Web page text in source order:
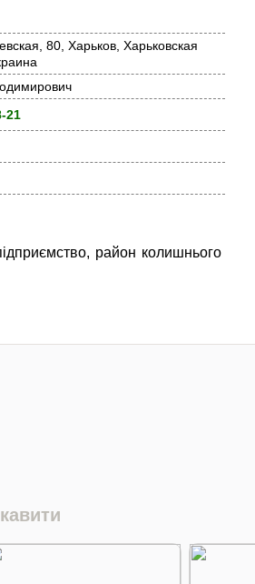
80, Харьков, Харьковская
21
район колишнього